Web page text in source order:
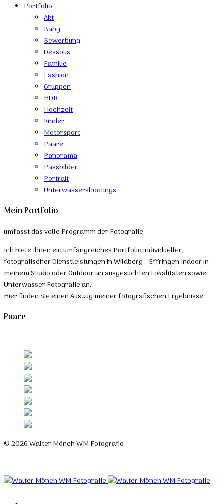
Portfolio
Akt
Baby
Bewerbung
Dessous
Familie
Fashion
Gruppen
HDR
Hochzeit
Kinder
Motorsport
Paare
Panorama
Passbilder
Portrait
Unterwassershootings
Mein Portfolio
umfasst das volle Programm der Fotografie.
Ich biete Ihnen ein umfangreiches Portfolio individueller,
fotografischer Dienstleistungen in Wildberg - Effringen Indoor in
meinemStudiooder Outdoor an ausgesuchten Lokalitäten sowie
Unterwasser Fotografie an.
Hier finden Sie einen Auszug meiner fotografischen Ergebnisse.
Paare
© 2026 Walter Mönch WM Fotografie